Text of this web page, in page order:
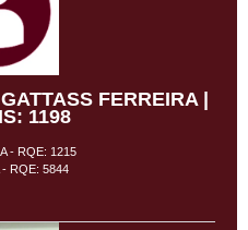
FERREIRA |
1198
- RQE: 1215
- RQE: 5844